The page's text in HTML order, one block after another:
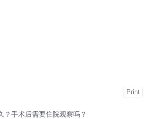
Print
？手术后需要住院观察吗？